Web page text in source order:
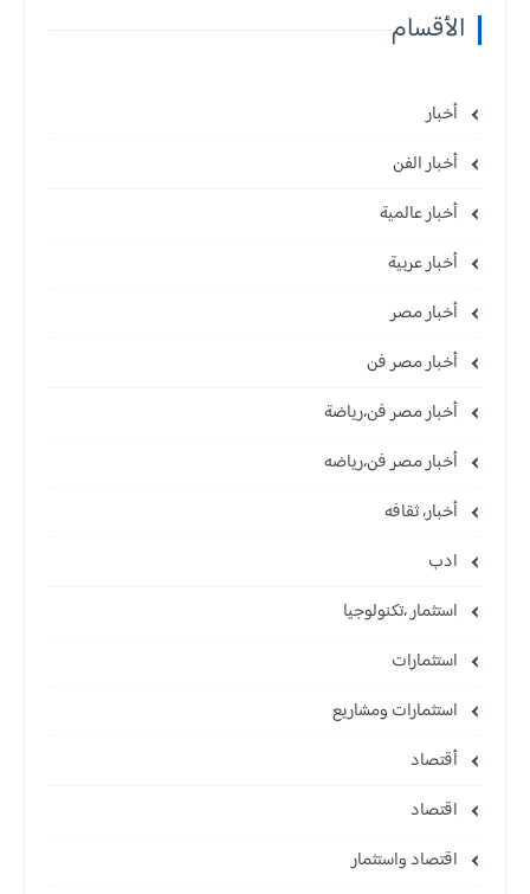
الأقسام
أخبار
أخبار الفن
أخبار عالمية
أخبار عربية
أخبار مصر
أخبار مصر فن
أخبار مصر فن،رياضة
أخبار مصر فن،رياضه
أخبار، ثقافه
ادب
استثمار ،تكنولوجيا
استثمارات
استثمارات ومشاريع
أقتصاد
اقتصاد
اقتصاد واستثمار